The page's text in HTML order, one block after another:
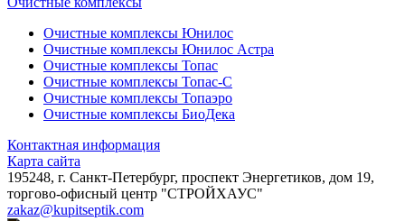
Очистные комплексы Юнилос
Очистные комплексы Юнилос Астра
Очистные комплексы Топас
Очистные комплексы Топас-С
Очистные комплексы Топаэро
Очистные комплексы БиоДека
Контактная информация
Карта сайта
195248, г. Санкт-Петербург, проспект Энергетиков, дом 19,
торгово-офисный центр "СТРОЙХАУС"
zakaz@kupitseptik.com